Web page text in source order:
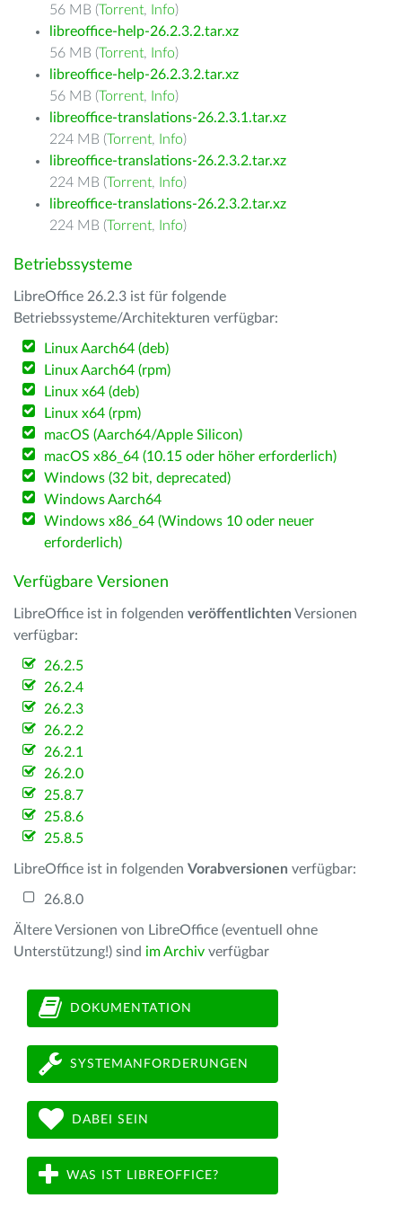
56 MB (Torrent, Info)
libreoffice-help-26.2.3.2.tar.xz
56 MB (Torrent, Info)
libreoffice-help-26.2.3.2.tar.xz
56 MB (Torrent, Info)
libreoffice-translations-26.2.3.1.tar.xz
224 MB (Torrent, Info)
libreoffice-translations-26.2.3.2.tar.xz
224 MB (Torrent, Info)
libreoffice-translations-26.2.3.2.tar.xz
224 MB (Torrent, Info)
Betriebssysteme
LibreOffice 26.2.3 ist für folgende
Betriebssysteme/Architekturen verfügbar:
Linux Aarch64 (deb)
Linux Aarch64 (rpm)
Linux x64 (deb)
Linux x64 (rpm)
macOS (Aarch64/Apple Silicon)
macOS x86_64 (10.15 oder höher erforderlich)
Windows (32 bit, deprecated)
Windows Aarch64
Windows x86_64 (Windows 10 oder neuer
erforderlich)
Verfügbare Versionen
LibreOffice ist in folgenden veröffentlichten Versionen
verfügbar:
26.2.5
26.2.4
26.2.3
26.2.2
26.2.1
26.2.0
25.8.7
25.8.6
25.8.5
LibreOffice ist in folgenden Vorabversionen verfügbar:
26.8.0
Ältere Versionen von LibreOffice (eventuell ohne
Unterstützung!) sind im Archiv verfügbar
DOKUMENTATION
SYSTEMANFORDERUNGEN
DABEI SEIN
WAS IST LIBREOFFICE?